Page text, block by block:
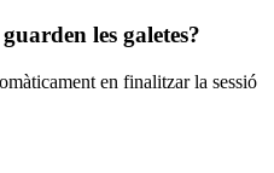
les galetes?
en finalitzar la sessió